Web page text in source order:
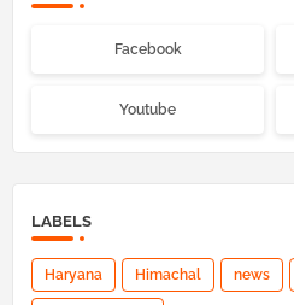
Facebook
Youtube
LABELS
Haryana Himachal news